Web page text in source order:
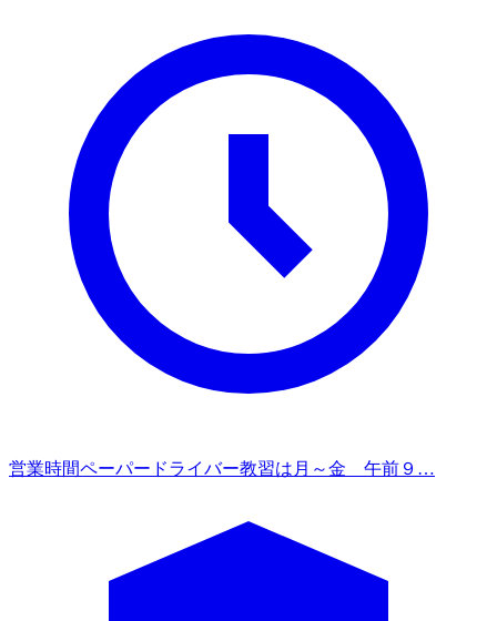
営業時間ペーパードライバー教習は月～金 午前９…